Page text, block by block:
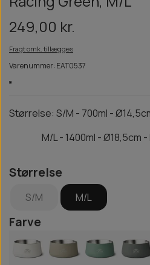
249,00 kr.
Fragt omk. tillægges
Varenummer: EAT0537
Størrelse: S/M - 700ml -
M/L - 1400ml - Ø18,5cm -
Størrelse
S/M M/L
Farve